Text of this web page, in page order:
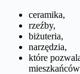
ceramika,
rzeźby,
biżuteria,
narzędzia,
które